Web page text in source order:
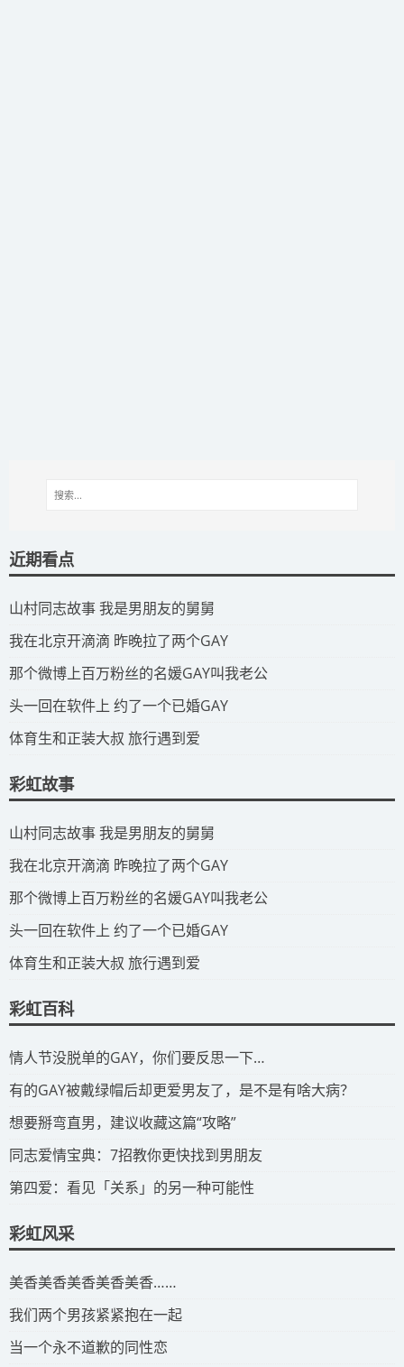
近期看点
​山村同志故事 我是男朋友的舅舅
​我在北京开滴滴 昨晚拉了两个GAY
​那个微博上百万粉丝的名媛GAY叫我老公
​头一回在软件上 约了一个已婚GAY
​体育生和正装大叔 旅行遇到爱
彩虹故事
​山村同志故事 我是男朋友的舅舅
​我在北京开滴滴 昨晚拉了两个GAY
​那个微博上百万粉丝的名媛GAY叫我老公
​头一回在软件上 约了一个已婚GAY
​体育生和正装大叔 旅行遇到爱
彩虹百科
​情人节没脱单的GAY，你们要反思一下…
​有的GAY被戴绿帽后却更爱男友了，是不是有啥大病？
​想要掰弯直男，建议收藏这篇“攻略”
​同志爱情宝典：7招教你更快找到男朋友
​第四爱：看见「关系」的另一种可能性
彩虹风采
​美香美香美香美香美香……
我们两个男孩紧紧抱在一起
当一个永不道歉的同性恋